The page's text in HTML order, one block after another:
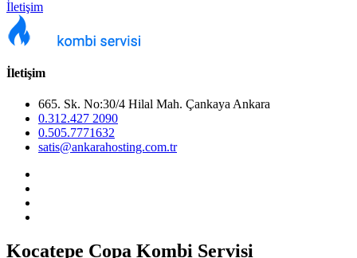
İletişim
İletişim
665. Sk. No:30/4 Hilal Mah. Çankaya Ankara
0.312.427 2090
0.505.7771632
satis@ankarahosting.com.tr
Kocatepe Copa Kombi Servisi